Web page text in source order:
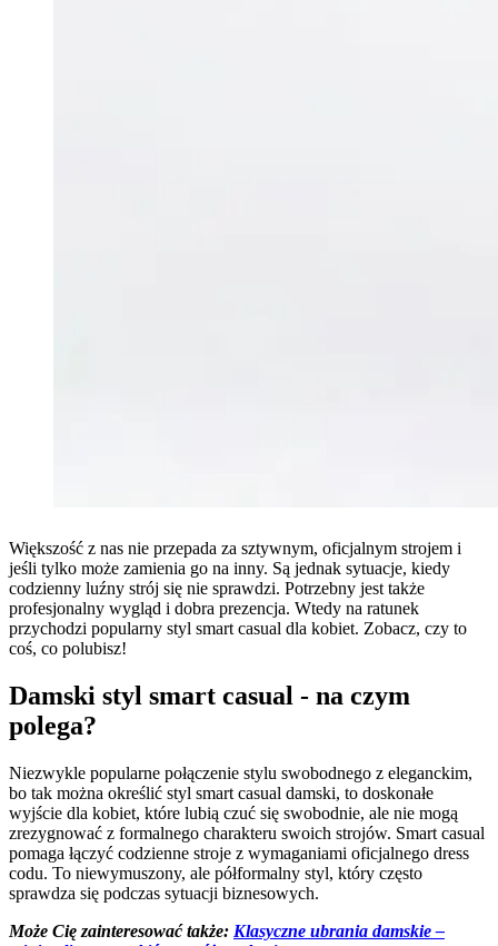
Większość z nas nie przepada za sztywnym, oficjalnym strojem i
jeśli tylko może zamienia go na inny. Są jednak sytuacje, kiedy
codzienny luźny strój się nie sprawdzi. Potrzebny jest także
profesjonalny wygląd i dobra prezencja. Wtedy na ratunek
przychodzi popularny styl smart casual dla kobiet. Zobacz, czy to
coś, co polubisz!
Damski styl smart casual - na czym
polega?
Niezwykle popularne połączenie stylu swobodnego z eleganckim,
bo tak można określić styl smart casual damski, to doskonałe
wyjście dla kobiet, które lubią czuć się swobodnie, ale nie mogą
zrezygnować z formalnego charakteru swoich strojów. Smart casual
pomaga łączyć codzienne stroje z wymaganiami oficjalnego dress
codu. To niewymuszony, ale półformalny styl, który często
sprawdza się podczas sytuacji biznesowych.
Może Cię zainteresować także: Klasyczne ubrania damskie –